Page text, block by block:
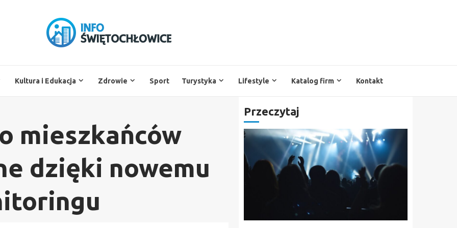
Kultura i Edukacja Zdrowie Sport Turystyka Lifestyle Katalog firm Kontakt
mieszkańców
dzięki nowemu
Przeczytaj